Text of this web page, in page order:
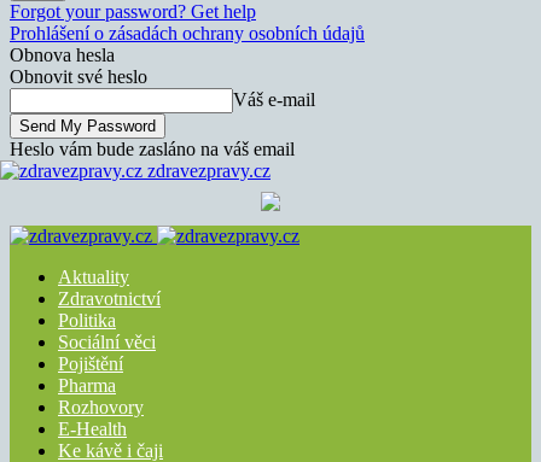
Forgot your password? Get help
Prohlášení o zásadách ochrany osobních údajů
Obnova hesla
Obnovit své heslo
Váš e-mail
Heslo vám bude zasláno na váš email
zdravezpravy.cz
Aktuality
Zdravotnictví
Politika
Sociální věci
Pojištění
Pharma
Rozhovory
E-Health
Ke kávě i čaji